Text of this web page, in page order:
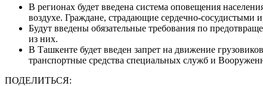
В регионах будет введена система оповещения
воздухе. Граждане, страдающие сердечно-сосудистыми
Будут введены обязательные требования по
из них.
В Ташкенте будет введен запрет на движение
транспортные средства специальных служб и
ПОДЕЛИТЬСЯ: